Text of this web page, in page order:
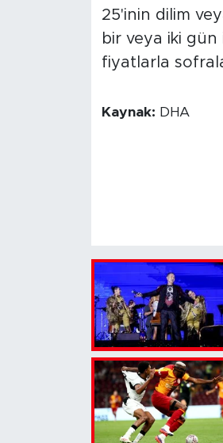
25'inin dilim
bir veya iki
fiyatlarla
Kaynak: DHA